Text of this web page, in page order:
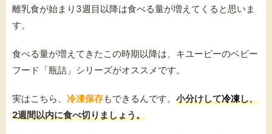
離乳食が始まり3週目以降は食べる量が増えてくると思いま
す。
食べる量が増えてきたこの時期以降は、キユーピーのベビー
フード「瓶詰」シリーズがオススメです。
実はこちら、 冷凍保存もできるんです。 小分けして冷凍し、
2週間以内に食べ切りましょう。